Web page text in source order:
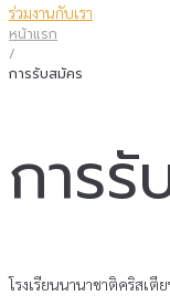
ร่วมงานกับเรา
หน้าแรก
/
การรับสมัคร
การ
โรงเรียนนานาชาติคริสเ